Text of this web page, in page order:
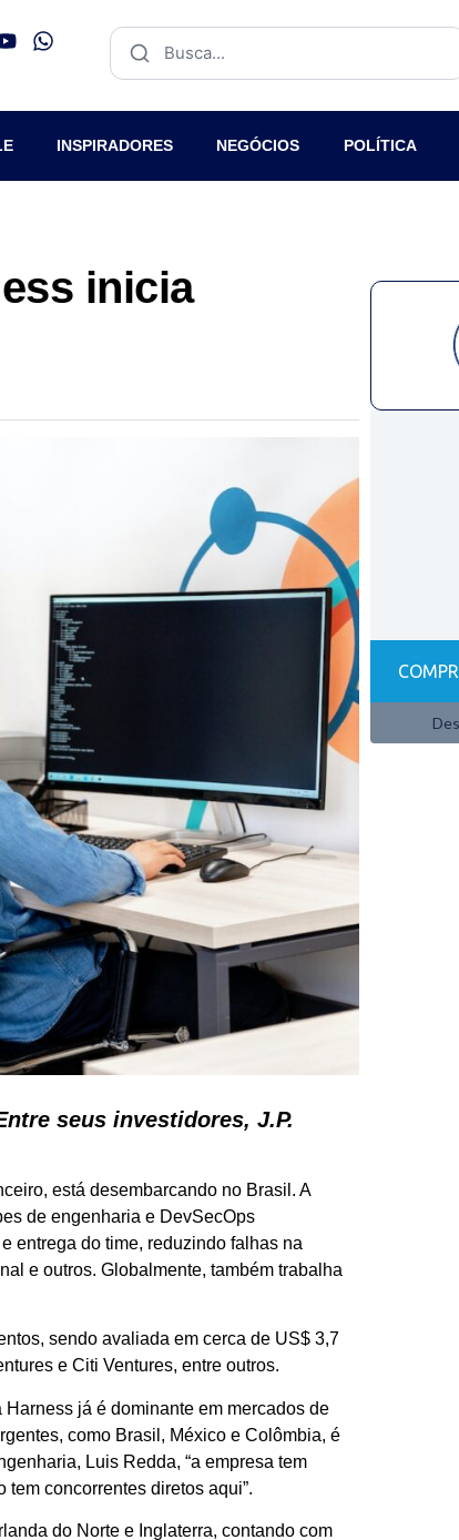
INSPIRADORES NEGÓCIOS POLÍTICA
inicia
seus investidores, J.P.
está desembarcando no Brasil. A
de engenharia e DevSecOps
entrega do time, reduzindo falhas na
e outros. Globalmente, também trabalha
sendo avaliada em cerca de US$ 3,7
e Citi Ventures, entre outros.
já é dominante em mercados de
como Brasil, México e Colômbia, é
Luis Redda, “a empresa tem
concorrentes diretos aqui”.
do Norte e Inglaterra, contando com